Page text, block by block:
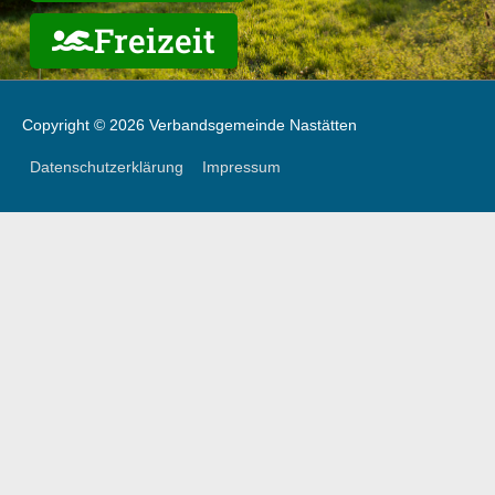
Freizeit
Copyright © 2026 Verbandsgemeinde Nastätten
Datenschutzerklärung Impressum